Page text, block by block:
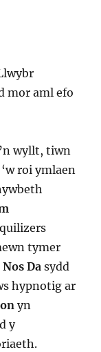
mor aml efo
wyllt, tiwn
roi ymlaen
tymer
Nos Da sydd
hypnotig ar
yn
y